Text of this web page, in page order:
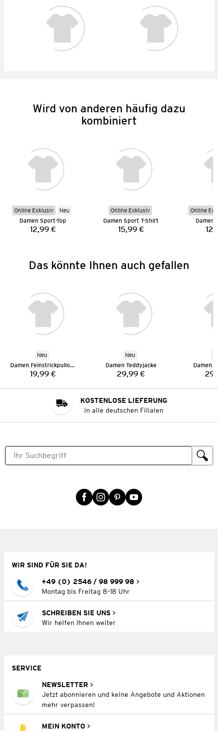
Wird von anderen häufig dazu
kombiniert
Online Exklusiv
Neu
Damen Sport-Top
Preis:
12,99 €
Online Exklusiv
Damen Sport T-Shirt
Preis:
15,99 €
Online
Damen
Das könnte Ihnen auch gefallen
Neu
Damen Feinstrickpullover
Preis:
19,99 €
Neu
Damen Teddyjacke
Preis:
29,99 €
Damen
KOSTENLOSE LIEFERUNG
in alle deutschen Filialen
WIR SIND FÜR SIE DA!
+49 (0) 2546 / 98 999 98
Montag bis Freitag 8–18 Uhr
SCHREIBEN SIE UNS
Wir helfen Ihnen weiter
SERVICE
NEWSLETTER
Jetzt abonnieren und keine Angebote und Aktionen
mehr verpassen!
MEIN KONTO